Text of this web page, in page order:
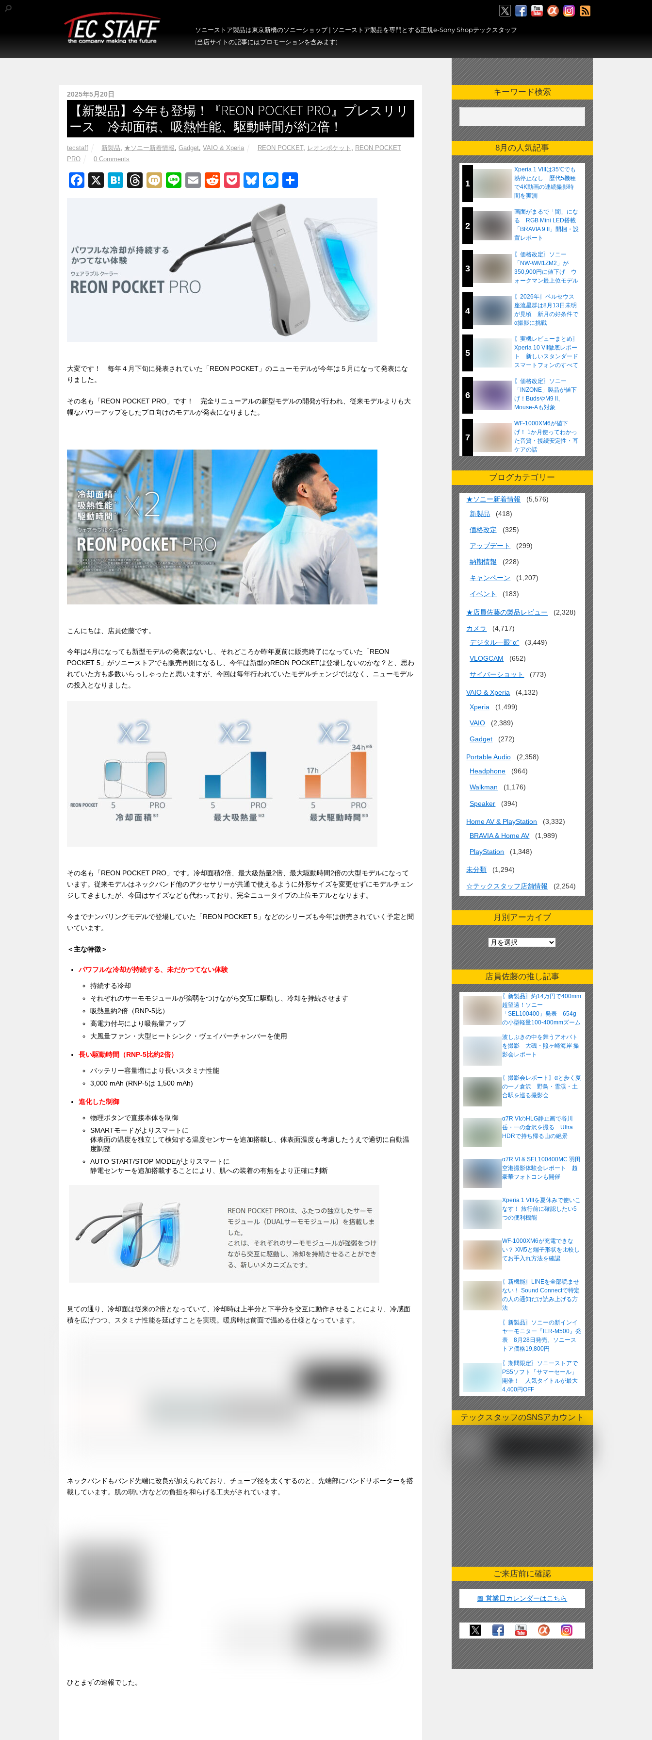
ソニーストア製品は東京新橋のソニーショップ | ソニーストア製品を専門とする正規e-Sony Shopテックスタッフ
(当店サイトの記事にはプロモーションを含みます)
2025年5月20日
【新製品】今年も登場！『REON POCKET PRO』プレスリリ
ース 冷却面積、吸熱性能、駆動時間が約2倍！
tecstaff 新製品, ★ソニー新着情報,Gadget,VAIO & Xperia REON POCKET, レオンポケット , REON POCKET
PRO
0 Comments
F
o
o
k
X
H
a
T
d
s
M
Li
E
R
di
t
P
ck
et
Bl
e
sk
y
M
ss
e
n
g
er
大変です！ 毎年４月下旬に発表されていた「REON POCKET」のニューモデルが今年は５月になって発表にな
りました。
その名も「REON POCKET PRO」です！ 完全リニューアルの新型モデルの開発が行われ、従来モデルよりも大
幅なパワーアップをしたプロ向けのモデルが発表になりました。
こんにちは、店員佐藤です。
今年は4月になっても新型モデルの発表はないし、それどころか昨年夏前に販売終了になっていた「REON
POCKET 5」がソニーストアでも販売再開になるし、今年は新型のREON POCKETは登場しないのかな？と、思わ
れていた方も多数いらっしゃったと思いますが、今回は毎年行われていたモデルチェンジではなく、ニューモデル
の投入となりました。
その名も「REON POCKET PRO」です。冷却面積2倍、最大級熱量2倍、最大駆動時間2倍の大型モデルになって
います。従来モデルはネックバンド他のアクセサリーが共通で使えるように外形サイズを変更せずにモデルチェン
ジしてきましたが、今回はサイズなども代わっており、完全ニュータイプの上位モデルとなります。
今までナンバリングモデルで登場していた「REON POCKET 5」などのシリーズも今年は併売されていく予定と聞
いています。
＜主な特徴＞
パワフルな冷却が持続する、未だかつてない体験
持続する冷却
それぞれのサーモモジュールが強弱をつけながら交互に駆動し、冷却を持続させます
吸熱量約2倍（RNP-5比）
高電力付与により吸熱量アップ
大風量ファン・大型ヒートシンク・ヴェイパーチャンバーを使用
長い駆動時間（RNP-5比約2倍）
バッテリー容量増により長いスタミナ性能
3,000 mAh (RNP-5は 1,500 mAh)
進化した制御
物理ボタンで直接本体を制御
SMARTモードがよりスマートに
体表面の温度を独立して検知する温度センサーを追加搭載し、体表面温度も考慮したうえで適切に自動温
度調整
AUTO START/STOP MODEがよりスマートに
静電センサーを追加搭載することにより、肌への装着の有無をより正確に判断
見ての通り、冷却面は従来の2倍となっていて、冷却時は上半分と下半分を交互に動作させることにより、冷感面
積を広げつつ、スタミナ性能を延ばすことを実現。暖房時は前面で温める仕様となっています。
ネックバンドもバンド先端に改良が加えられており、チューブ径を太くするのと、先端部にバンドサポーターを搭
載しています。肌の弱い方などの負担を和らげる工夫がされています。
ひとまずの速報でした。
キーワード検索
8月の人気記事
1
Xperia 1 VIIIは35℃でも
熱停止なし 歴代5機種
で4K動画の連続撮影時
間を実測
2
画面がまるで「闇」にな
る RGB Mini LED搭載
「BRAVIA 9 II」開梱・設
置レポート
3
〖価格改定〗ソニー
「NW-WM1ZM2」が
350,900円に値下げ ウ
ォークマン最上位モデル
4
〖2026年〗ペルセウス
座流星群は8月13日未明
が見頃 新月の好条件で
α撮影に挑戦
5
〖実機レビューまとめ〗
Xperia 10 VII徹底レポー
ト 新しいスタンダード
スマートフォンのすべて
6
〖価格改定〗ソニー
「INZONE」製品が値下
げ！BudsやM9 II、
Mouse-Aも対象
7
WF-1000XM6が値下
げ！ 1か月使ってわかっ
た音質・接続安定性・耳
ケアの話
ブログカテゴリー
★ソニー新着情報
(5,576)
新製品
(418)
価格改定 (325)
アップデート (299)
納期情報 (228)
キャンペーン (1,207)
イベント (183)
★店員佐藤の製品レビュー (2,328)
カメラ
(4,717)
デジタル一眼“α”
(3,449)
VLOGCAM (652)
サイバーショット (773)
VAIO & Xperia
(4,132)
Xperia
(1,499)
VAIO (2,389)
Gadget (272)
Portable Audio
(2,358)
Headphone
(964)
Walkman (1,176)
Speaker (394)
Home AV & PlayStation
(3,332)
BRAVIA & Home AV
(1,989)
PlayStation (1,348)
未分類 (1,294)
☆テックスタッフ店舗情報 (2,254)
月別アーカイブ
月
別
ア
ー
カ
イ
店員佐藤の推し記事
〖新製品〗約14万円で400mm
超望遠！ソニー
「SEL100400」発表 654g
の小型軽量100-400mmズーム
波しぶきの中を舞うアオバト
を撮影 大磯・照ヶ崎海岸 撮
影会レポート
〖撮影会レポート〗αと歩く夏
の一ノ倉沢 野鳥・雪渓・土
合駅を巡る撮影会
α7R VIのHLG静止画で谷川
岳・一の倉沢を撮る Ultra
HDRで持ち帰る山の絶景
α7R VI & SEL100400MC 羽田
空港撮影体験会レポート 超
豪華フォトコンも開催
Xperia 1 VIIIを夏休みで使いこ
なす！ 旅行前に確認したい5
つの便利機能
WF-1000XM6が充電できな
い？ XM5と端子形状を比較し
てお手入れ方法を確認
〖新機能〗LINEを全部読ませ
ない！ Sound Connectで特定
の人の通知だけ読み上げる方
法
〖新製品〗ソニーの新インイ
ヤーモニター『IER-M500』発
表 8月28日発売、ソニース
トア価格19,800円
〖期間限定〗ソニーストアで
PS5ソフト「サマーセール」
開催！ 人気タイトルが最大
4,400円OFF
テックスタッフのSNSアカウント
ご来店前に確認
📅 営業日カレンダーはこちら